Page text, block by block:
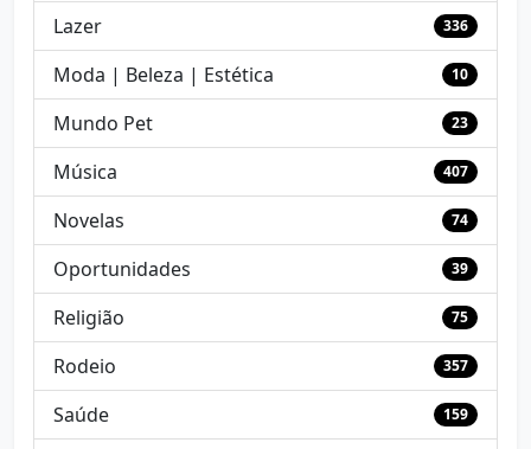
Lazer 336
Moda | Beleza | Estética 10
Mundo Pet 23
Música 407
Novelas 74
Oportunidades 39
Religião 75
Rodeio 357
Saúde 159